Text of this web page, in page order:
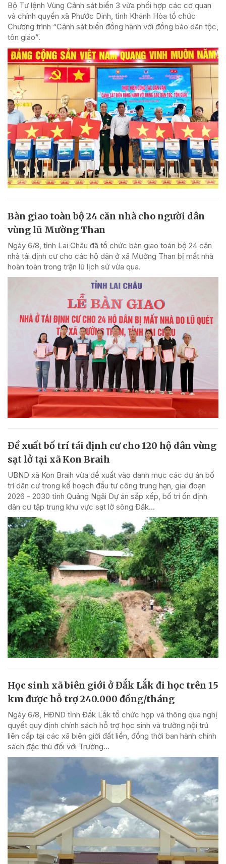
Bộ Tư lệnh Vùng Cảnh sát biển 3 vừa phối hợp các cơ quan
và chính quyền xã Phước Dinh, tỉnh Khánh Hòa tổ chức
Chương trình “Cảnh sát biển đồng hành với đồng bào dân tộc,
tôn giáo”.
Bàn giao toàn bộ 24 căn nhà cho người dân
vùng lũ Mường Than
Ngày 6/8, tỉnh Lai Châu đã tổ chức bàn giao toàn bộ 24 căn
nhà tái định cư cho các hộ dân ở xã Mường Than bị mất nhà
hoàn toàn trong trận lũ lịch sử vừa qua.
Đề xuất bố trí tái định cư cho 120 hộ dân vùng
sạt lở tại xã Kon Braih
UBND xã Kon Braih vừa đề xuất vào danh mục các dự án bố
trí dân cư trong kế hoạch đầu tư công trung hạn, giai đoạn
2026 - 2030 tỉnh Quảng Ngãi Dự án sắp xếp, bố trí ổn định
dân cư tập trung khu vực sạt lở sông Đăk...
Học sinh xã biên giới ở Đắk Lắk đi học trên 15
km được hỗ trợ 240.000 đồng/tháng
Ngày 6/8, HĐND tỉnh Đắk Lắk tổ chức họp và thông qua nghị
quyết quy định chính sách hỗ trợ học sinh và trường nội trú
liên cấp tại các xã biên giới đất liền, đồng thời ban hành chính
sách đặc thù đối với Trường...